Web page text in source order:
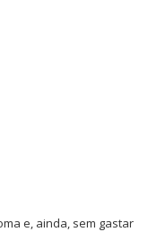
e, ainda, sem gastar